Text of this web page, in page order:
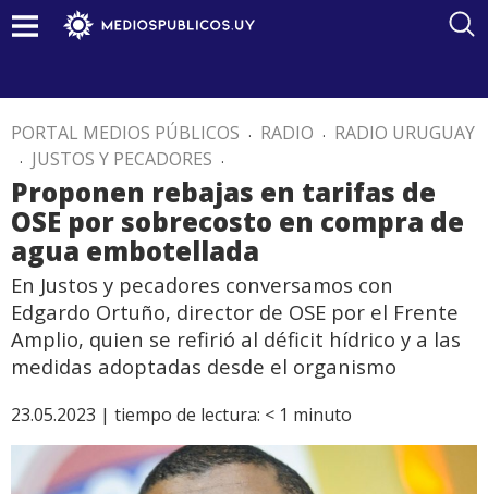
PORTAL MEDIOS PÚBLICOS . RADIO . RADIO URUGUAY
. JUSTOS Y PECADORES .
Proponen rebajas en tarifas de
OSE por sobrecosto en compra de
agua embotellada
En Justos y pecadores conversamos con
Edgardo Ortuño, director de OSE por el Frente
Amplio, quien se refirió al déficit hídrico y a las
medidas adoptadas desde el organismo
23.05.2023 | tiempo de lectura: < 1 minuto